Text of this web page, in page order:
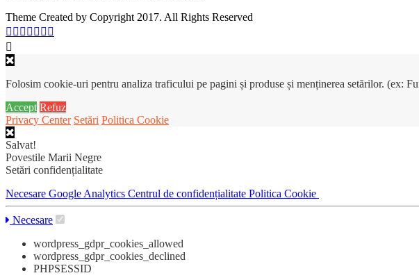
Theme Created by Copyright 2017. All Rights Reserved
Folosim cookie-uri pentru analiza traficului pe pagini și produse și menținerea setărilor. (ex:
Accept Refuz
Privacy Center Setări Politica Cookie
Salvat!
Povestile Marii Negre
Setări confidențialitate
Necesare Google Analytics Centrul de confidențialitate Politica Cookie
Necesare
wordpress_gdpr_cookies_allowed
wordpress_gdpr_cookies_declined
PHPSESSID